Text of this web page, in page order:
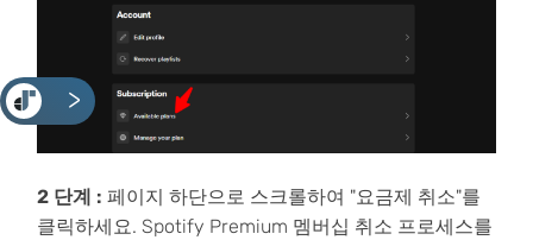
<
2 단계 : 페이지 하단으로 스크롤하여 "요금제 취소"를
클릭하세요. Spotify Premium 멤버십 취소 프로세스를